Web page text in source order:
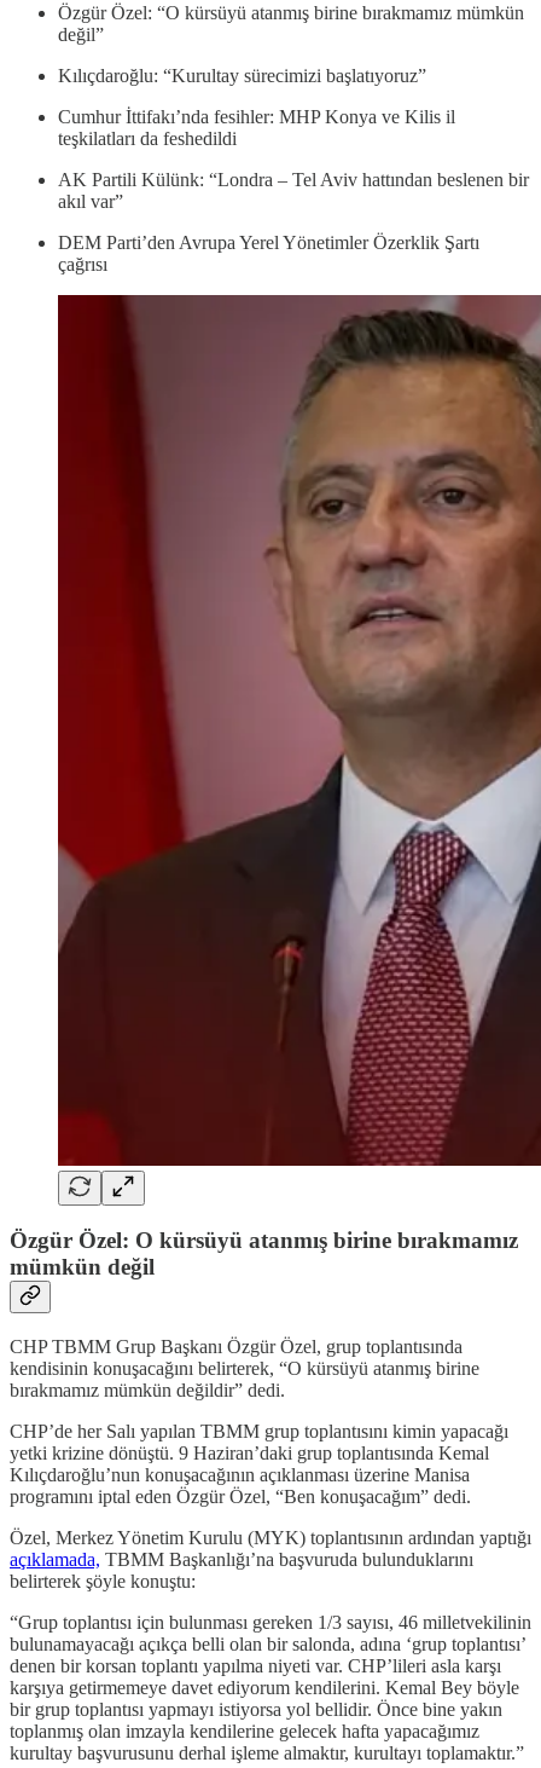
Özgür Özel: “O kürsüyü atanmış birine bırakmamız mümkün
değil”
Kılıçdaroğlu: “Kurultay sürecimizi başlatıyoruz”
Cumhur İttifakı’nda fesihler: MHP Konya ve Kilis il
teşkilatları da feshedildi
AK Partili Külünk: “Londra – Tel Aviv hattından beslenen bir
akıl var”
DEM Parti’den Avrupa Yerel Yönetimler Özerklik Şartı
çağrısı
Özgür Özel: O kürsüyü atanmış birine bırakmamız
mümkün değil
CHP TBMM Grup Başkanı Özgür Özel, grup toplantısında
kendisinin konuşacağını belirterek, “O kürsüyü atanmış birine
bırakmamız mümkün değildir” dedi.
CHP’de her Salı yapılan TBMM grup toplantısını kimin yapacağı
yetki krizine dönüştü. 9 Haziran’daki grup toplantısında Kemal
Kılıçdaroğlu’nun konuşacağının açıklanması üzerine Manisa
programını iptal eden Özgür Özel, “Ben konuşacağım” dedi.
Özel, Merkez Yönetim Kurulu (MYK) toplantısının ardından yaptığı
açıklamada, TBMM Başkanlığı’na başvuruda bulunduklarını
belirterek şöyle konuştu:
“Grup toplantısı için bulunması gereken 1/3 sayısı, 46 milletvekilinin
bulunamayacağı açıkça belli olan bir salonda, adına ‘grup toplantısı’
denen bir korsan toplantı yapılma niyeti var. CHP’lileri asla karşı
karşıya getirmemeye davet ediyorum kendilerini. Kemal Bey böyle
bir grup toplantısı yapmayı istiyorsa yol bellidir. Önce bine yakın
toplanmış olan imzayla kendilerine gelecek hafta yapacağımız
kurultay başvurusunu derhal işleme almaktır, kurultayı toplamaktır.”